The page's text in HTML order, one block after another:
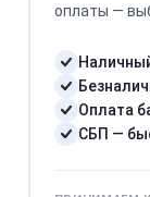
оплаты —
Оплата
СБП —